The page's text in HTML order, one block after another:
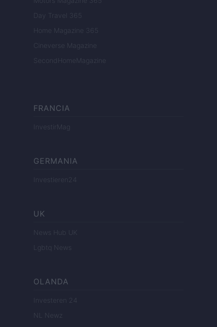
Day Travel 365
Home Magazine 365
Cineverse Magazine
SecondHomeMagazine
FRANCIA
InvestirMag
GERMANIA
Investieren24
UK
News Hub UK
Lgbtq News
OLANDA
Investeren 24
NL Newz